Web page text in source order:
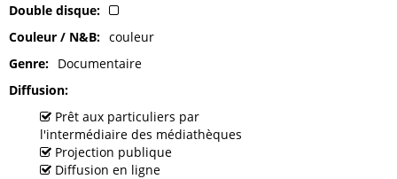
Double disque
Couleur / N&B
couleur
Genre
Documentaire
Diffusion
Prêt aux particuliers par
l'intermédiaire des médiathèques
Projection publique
Diffusion en ligne